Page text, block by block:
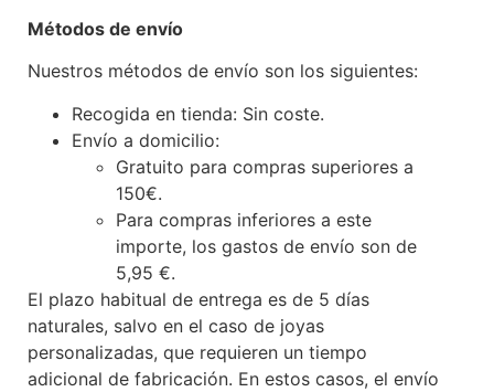
Métodos de envío
Nuestros métodos de envío son los siguientes:
Recogida en tienda: Sin coste.
Envío a domicilio:
Gratuito para compras superiores a
150€.
Para compras inferiores a este
importe, los gastos de envío son de
5,95 €.
El plazo habitual de entrega es de 5 días
naturales, salvo en el caso de joyas
personalizadas, que requieren un tiempo
adicional de fabricación. En estos casos, el envío